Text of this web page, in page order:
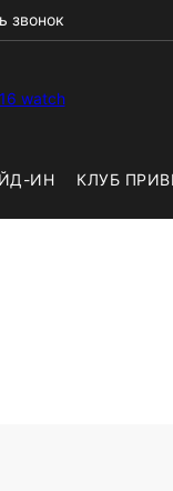
звонок
ИН КЛУБ